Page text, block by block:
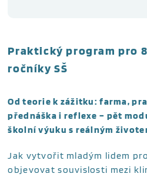
Praktický program pro
ročníky SŠ
Od teorie k zážitku: farma,
přednáška i reflexe – pět
školní výuku s reálným
Jak vytvořit mladým lidem
objevovat souvislosti mezi